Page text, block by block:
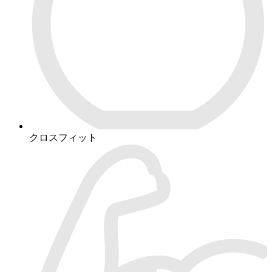
クロスフィット